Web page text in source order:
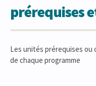
prérequises
Les unités prérequises ou
de chaque programme